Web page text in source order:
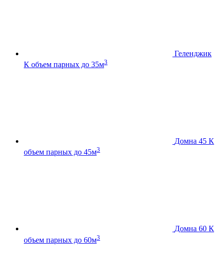
Геленджик
К объем парных до 35м3
Домна 45 К
объем парных до 45м3
Домна 60 К
объем парных до 60м3